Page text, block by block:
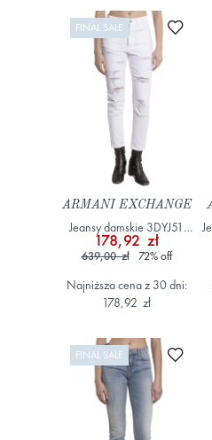
FINAL SALE
ARMANI EXCHANGE
Jeansy damskie 3DYJ51
Y1HRZ Biały
178,92 zł
639,00 zł 72%off
Najniższa cena z 30 dni:
178,92 zł
FINAL SALE